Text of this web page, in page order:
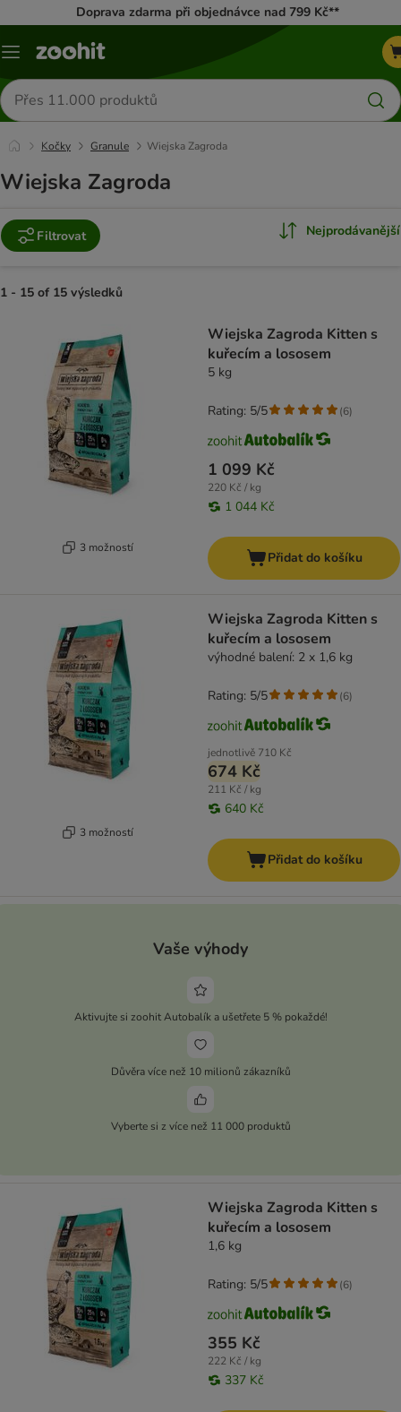
Doprava zdarma při objednávce nad 799 Kč**
Menu
Hledat
produkty
Kočky Granule Wiejska Zagroda
Wiejska Zagroda
Filtrovat Nejprodávanější
1 - 15 of 15 výsledků
3 možností
Wiejska Zagroda Kitten s
kuřecím a lososem
5 kg
1 099 Kč
220 Kč / kg
1 044 Kč
Rating: 5/5 (6)
Přidat do košíku
3 možností
Wiejska Zagroda Kitten s
kuřecím a lososem
výhodné balení: 2 x 1,6 kg
jednotlivě 710 Kč
674 Kč
211 Kč / kg
640 Kč
Rating: 5/5 (6)
Přidat do košíku
Vaše výhody
Aktivujte si zoohit Autobalík a ušetřete 5 % pokaždé!
Důvěra více než 10 milionů zákazníků
Vyberte si z více než 11 000 produktů
Wiejska Zagroda Kitten s
kuřecím a lososem
1,6 kg
355 Kč
222 Kč / kg
337 Kč
Rating: 5/5 (6)